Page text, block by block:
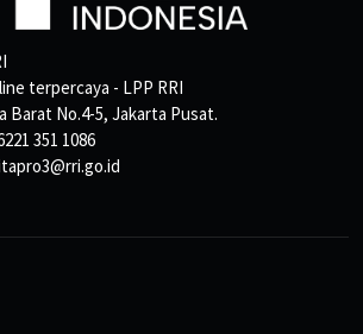
terpercaya - LPP RRI
Barat No.4-5, Jakarta Pusat.
351 1086